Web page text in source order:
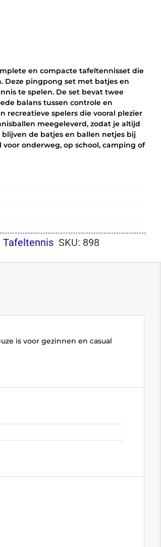
en compacte tafeltennisset die
Deze pingpong set met batjes en
te spelen. De set bevat twee
balans tussen controle en
recreatieve spelers die vooral plezier
meegeleverd, zodat je altijd
de batjes en ballen netjes bij
onderweg, op school, camping of
Tafeltennis SKU: 898
is voor gezinnen en casual